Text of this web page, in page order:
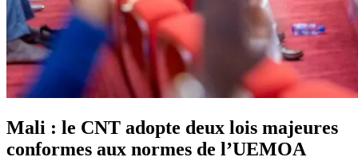
Mali : le CNT adopte deux lois majeures
conformes aux normes de l’UEMOA